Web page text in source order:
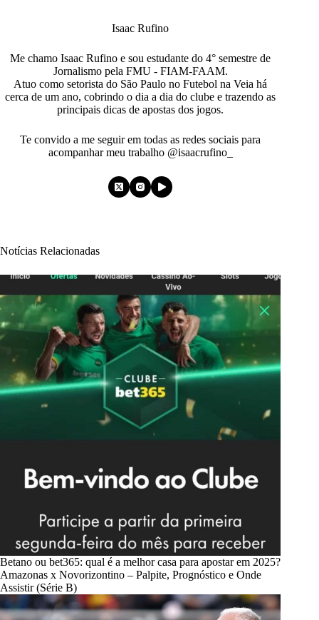
Isaac Rufino
Me chamo Isaac Rufino e sou estudante do 4° semestre de
Jornalismo pela FMU - FIAM-FAAM.
Atuo como setorista do São Paulo no Futebol na Veia há
cerca de um ano, cobrindo o dia a dia do clube e trazendo as
principais dicas de apostas dos jogos.
Te convido a me seguir em todas as redes sociais para
acompanhar meu trabalho @isaacrufino_
Notícias Relacionadas
Betano ou bet365: qual é a melhor casa para apostar em 2025?
Amazonas x Novorizontino – Palpite, Prognóstico e Onde
Assistir (Série B)